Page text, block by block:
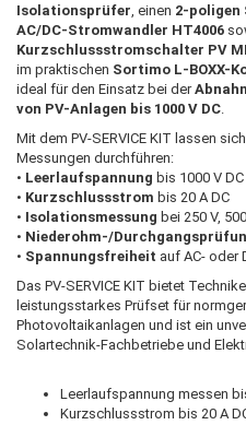
Isolationsprüfer , einen 2-poligen
AC/DC-Stromwandler HT4006
Kurzschlussstromschalter PV
im praktischen Sortimo L-BOXX-
ideal für den Einsatz bei der
von PV-Anlagen bis 1000 V DC
Mit dem PV-SERVICE KIT lassen
Messungen durchführen:
• Leerlaufspannung bis 1000 V DC
• Kurzschlussstrom bis 20 A DC
• Isolationsmessung bei 250 V,
• Niederohm-/
• Spannungsfreiheit auf AC- oder
Das PV-SERVICE KIT bietet
leistungsstarkes Prüfset für
Photovoltaikanlagen und ist ein
Solartechnik-Fachbetriebe und
Leerlaufspannung messen
Kurzschlussstrom bis 20 A